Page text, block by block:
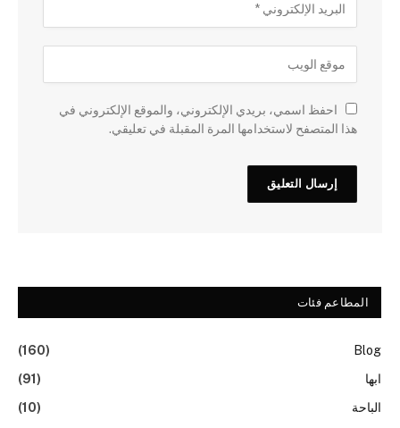
احفظ اسمي، بريدي الإلكتروني، والموقع الإلكتروني في
هذا المتصفح لاستخدامها المرة المقبلة في تعليقي.
المطاعم فئات
Blog
(160)
ابها
(91)
الباحة
(10)